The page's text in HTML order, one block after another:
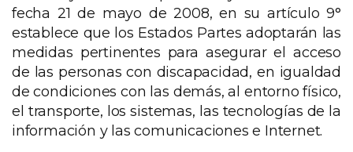
fecha 21 de mayo de 2008, en su artículo 9°
establece que los Estados Partes adoptarán las
medidas pertinentes para asegurar el acceso
de las personas con discapacidad, en igualdad
de condiciones con las demás, al entorno físico,
el transporte, los sistemas, las tecnologías de la
información y las comunicaciones e Internet.